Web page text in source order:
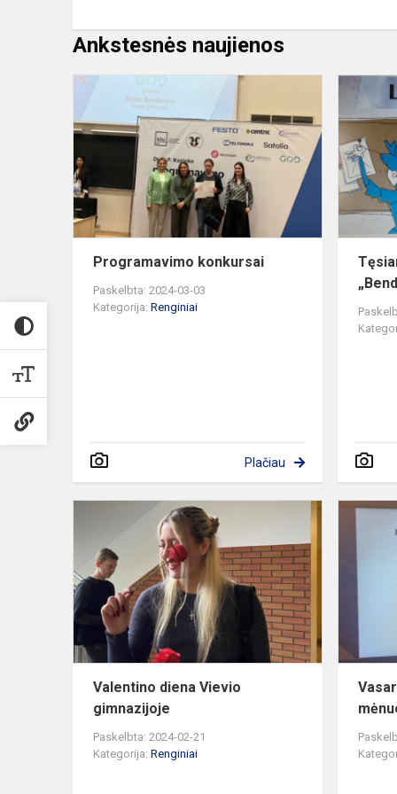
Ankstesnės naujienos
konkursai
Programavimo konkursai
Paskelbta: 2024-03-03
Kategorija: Renginiai
Plačiau
Valentino
Valentino diena Vievio
gimnazijoje
Paskelbta: 2024-02-21
Kategorija: Renginiai